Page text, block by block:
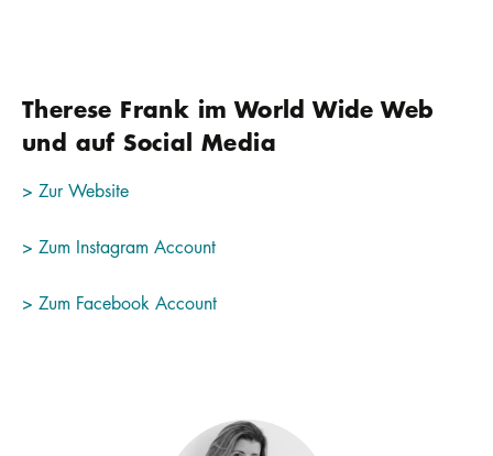
Therese Frank im World Wide Web
und auf Social Media
> Zur Website
> Zum Instagram Account
> Zum Facebook Account